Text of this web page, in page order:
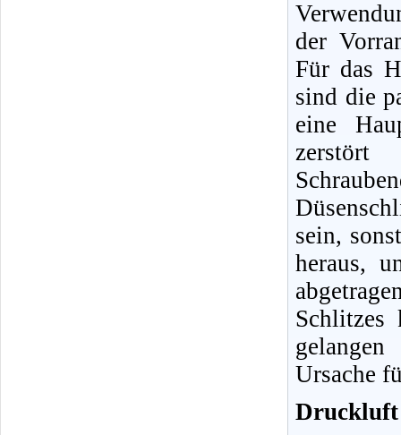
der
Für das
sind die
eine
sein,
heraus,
Schlitzes
Ursache
Druckluft